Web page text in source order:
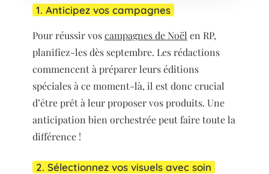
1. Anticipez vos campagnes
Pour réussir voscampagnes de Noël en RP,
planifiez-les dès septembre. Les rédactions
commencent à préparer leurs éditions
spéciales à ce moment-là, il est donc crucial
d’être prêt à leur proposer vos produits. Une
anticipation bien orchestrée peut faire toute la
différence !
2. Sélectionnez vos visuels avec soin